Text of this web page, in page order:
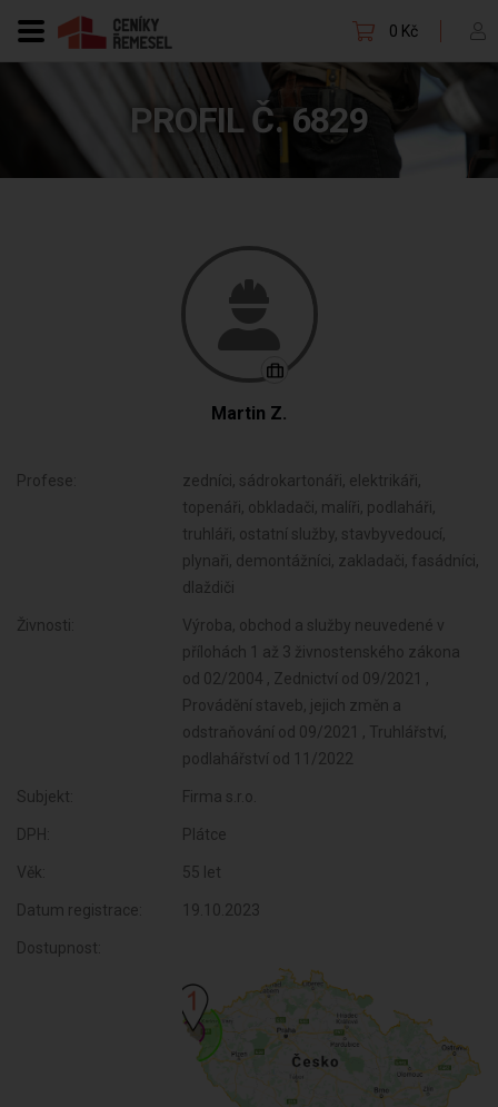
0 Kč
PROFIL Č. 6829
Martin Z.
Profese:
zedníci, sádrokartonáři, elektrikáři,
topenáři, obkladači, malíři, podlaháři,
truhláři, ostatní služby, stavbyvedoucí,
plynaři, demontážníci, zakladači, fasádníci,
dlaždiči
Živnosti:
Výroba, obchod a služby neuvedené v
přílohách 1 až 3 živnostenského zákona
od 02/2004 , Zednictví od 09/2021 ,
Provádění staveb, jejich změn a
odstraňování od 09/2021 , Truhlářství,
podlahářství od 11/2022
Subjekt: Firma s.r.o.
DPH: Plátce
Věk: 55 let
Datum registrace: 19.10.2023
Dostupnost: